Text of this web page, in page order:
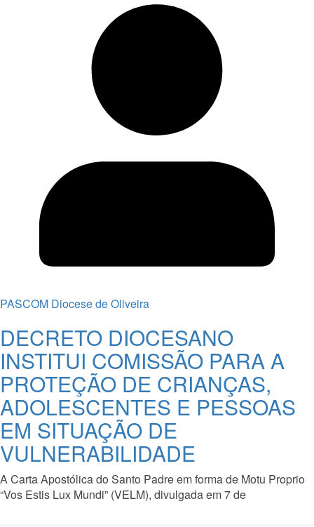
PASCOM Diocese de Oliveira
DECRETO DIOCESANO
INSTITUI COMISSÃO PARA A
PROTEÇÃO DE CRIANÇAS,
ADOLESCENTES E PESSOAS
EM SITUAÇÃO DE
VULNERABILIDADE
A Carta Apostólica do Santo Padre em forma de Motu Proprio
“Vos Estis Lux Mundi” (VELM), divulgada em 7 de